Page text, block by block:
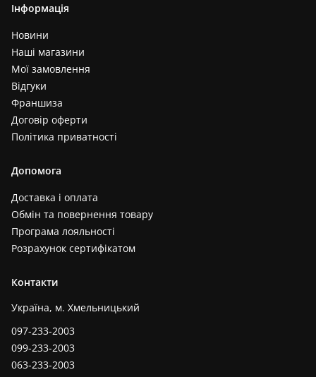
Інформація
Новини
Наші магазини
Мої замовлення
Відгуки
Франшиза
Договір оферти
Політика приватності
Допомога
Доставка і оплата
Обмін та повернення товару
Програма лояльності
Розрахунок сертифікатом
Контакти
Україна, м. Хмельницький
097-233-2003
099-233-2003
063-233-2003